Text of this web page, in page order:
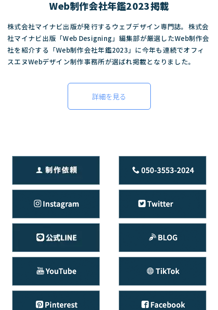
Web制作会社年鑑2023掲載
株式会社マイナビ出版が発行するウェブデザイン専門誌。株式会
社マイナビ出版「Web Designing」編集部が厳選したWeb制作会
社を紹介する「Web制作会社年鑑2023」に今年も連続でオフィ
スエヌWebデザイン制作事務所が選ばれ掲載となりました。
詳細を見る